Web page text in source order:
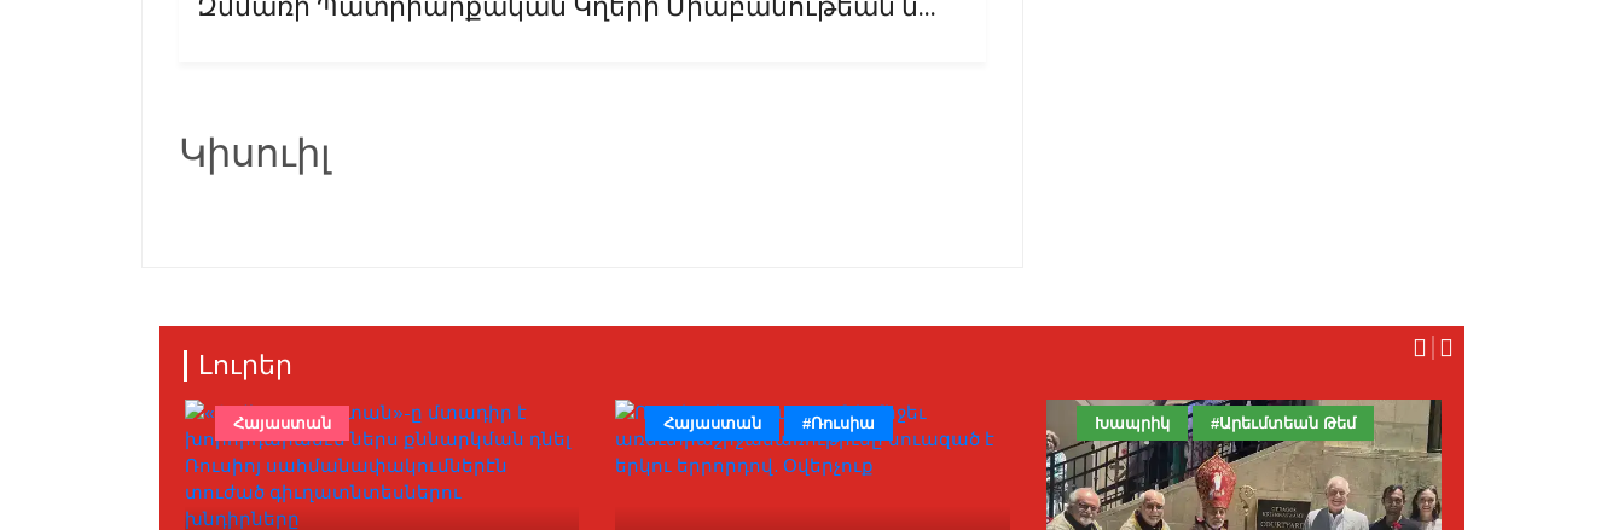
Կիսուիլ
Լուրեր
Հայաստան Հայաստան #Ռուսիա Խապրիկ #Արեւմտեան Թեմ